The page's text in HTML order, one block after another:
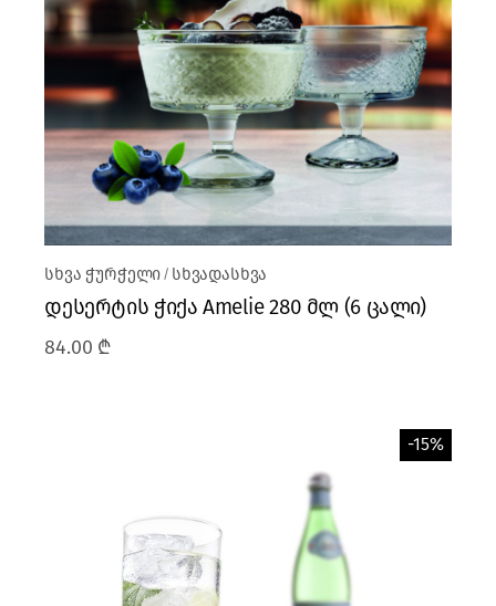
სხვა ჭურჭელი სხვადასხვა
დესერტის ჭიქა Amelie 280 მლ (6 ცალი)
84.00 ₾
-15%